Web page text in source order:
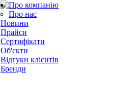
Про компанію
Про нас
Новини
Прайси
Сертифікати
Об'єкти
Відгуки клієнтів
Бренди